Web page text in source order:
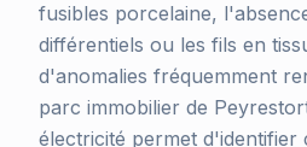
fusibles porcelaine,
différentiels ou les fils en
d'anomalies fréquemment
parc immobilier de
électricité permet d'identifier